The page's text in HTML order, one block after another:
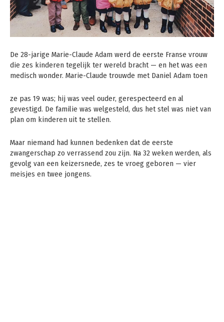
De 28-jarige Marie-Claude Adam werd de eerste Franse vrouw
die zes kinderen tegelijk ter wereld bracht — en het was een
medisch wonder. Marie-Claude trouwde met Daniel Adam toen
ze pas 19 was; hij was veel ouder, gerespecteerd en al
gevestigd. De familie was welgesteld, dus het stel was niet van
plan om kinderen uit te stellen.
Maar niemand had kunnen bedenken dat de eerste
zwangerschap zo verrassend zou zijn. Na 32 weken werden, als
gevolg van een keizersnede, zes te vroeg geboren — vier
meisjes en twee jongens.